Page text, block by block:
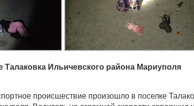
Талаковка Ильичевского района Мариуполя
происшествие произошло в поселке